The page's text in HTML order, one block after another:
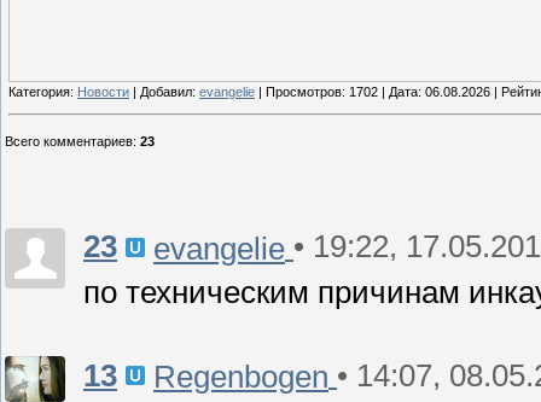
Категория: Новости | Добавил: evangelie | Просмотров: 1702 | Дата: 06.08.2026 |
Всего комментариев: 23
23 evangelie • 19:22,
по техническим причинам
13 Regenbogen • 14:07,